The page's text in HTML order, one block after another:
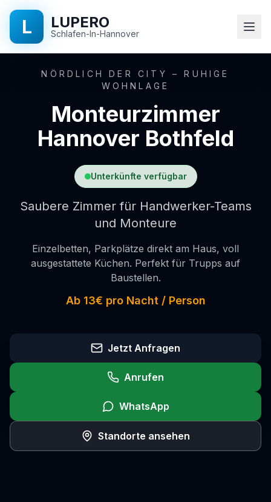
L LUPERO
Schlafen-In-Hannover
Startseite
Ausstattung
Standorte
Über
FAQ
511
in
NÖRDLICH DER CITY – RUHIGE
WOHNLAGE
Monteurzimmer
Hannover Bothfeld
Unterkünfte verfügbar
Saubere Zimmer für Handwerker-Teams
und Monteure
Einzelbetten, Parkplätze direkt am Haus, voll
ausgestattete Küchen. Perfekt für Trupps auf
Baustellen.
Ab 13€ pro Nacht / Person
Jetzt Anfragen
Anrufen
WhatsApp
Standorte ansehen